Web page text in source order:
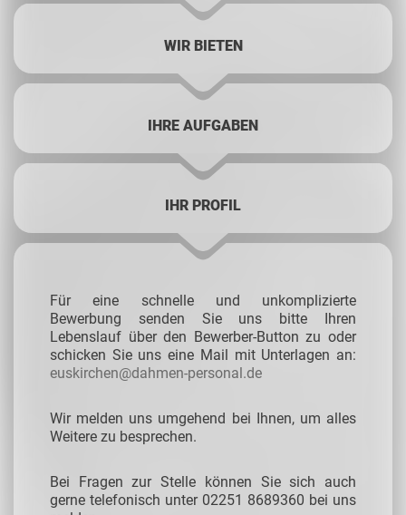
WIR BIETEN
IHRE AUFGABEN
IHR PROFIL
Für eine schnelle und unkomplizierte
Bewerbung senden Sie uns bitte Ihren
Lebenslauf über den Bewerber-Button zu oder
schicken Sie uns eine Mail mit Unterlagen an:
euskirchen@dahmen-personal.de
Wir melden uns umgehend bei Ihnen, um alles
Weitere zu besprechen.
Bei Fragen zur Stelle können Sie sich auch
gerne telefonisch unter 02251 8689360 bei uns